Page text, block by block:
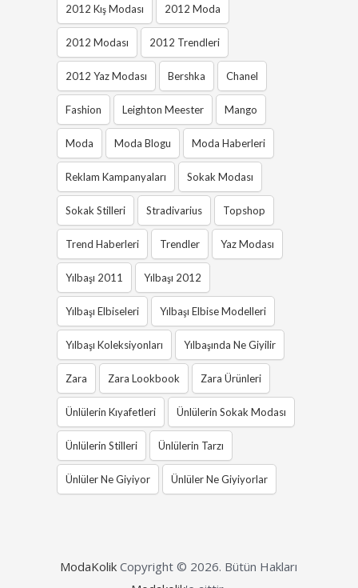
2012 Kış Modası 2012 Moda
2012 Modası 2012 Trendleri
2012 Yaz Modası Bershka Chanel
Fashion Leighton Meester Mango
Moda Moda Blogu Moda Haberleri
Reklam Kampanyaları Sokak Modası
Sokak Stilleri Stradivarius Topshop
Trend Haberleri Trendler Yaz Modası
Yılbaşı 2011 Yılbaşı 2012
Yılbaşı Elbiseleri Yılbaşı Elbise Modelleri
Yılbaşı Koleksiyonları Yılbaşında Ne Giyilir
Zara Zara Lookbook Zara Ürünleri
Ünlülerin Kıyafetleri Ünlülerin Sokak Modası
Ünlülerin Stilleri Ünlülerin Tarzı
Ünlüler Ne Giyiyor Ünlüler Ne Giyiyorlar
ModaKolik Copyright © 2026. Bütün Hakları